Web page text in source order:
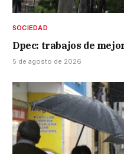
SOCIEDAD
Dpec: trabajos de
5 de agosto de 2026